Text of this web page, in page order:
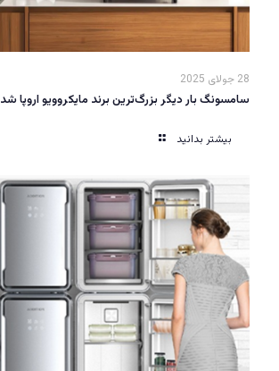
28 جولای 2025
سامسونگ بار دیگر بزرگ‌ترین برند مایکروویو اروپا شد
بیشتر بدانید